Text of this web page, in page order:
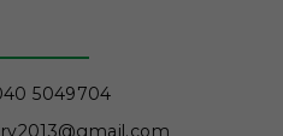
5049704